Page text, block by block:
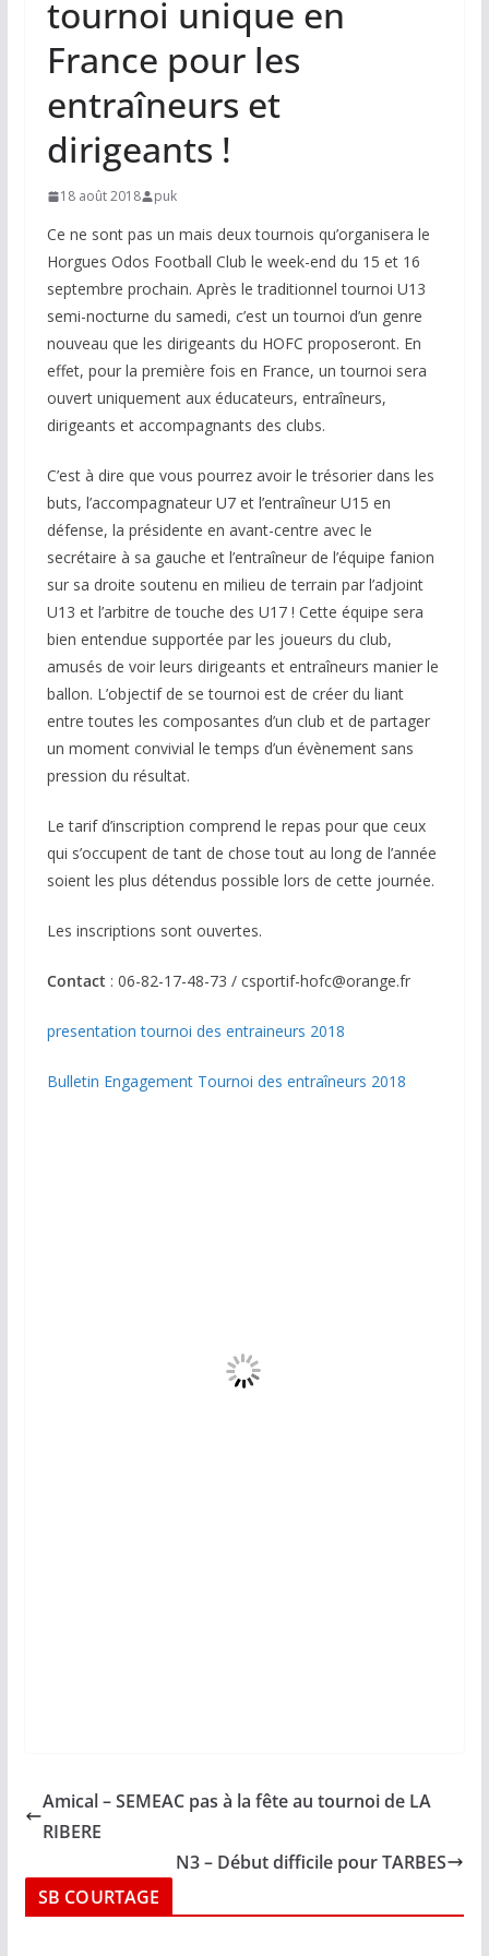
tournoi unique en
France pour les
entraîneurs et
dirigeants !
18 août 2018 puk
Ce ne sont pas un mais deux tournois qu’organisera le
Horgues Odos Football Club le week-end du 15 et 16
septembre prochain. Après le traditionnel tournoi U13
semi-nocturne du samedi, c’est un tournoi d’un genre
nouveau que les dirigeants du HOFC proposeront. En
effet, pour la première fois en France, un tournoi sera
ouvert uniquement aux éducateurs, entraîneurs,
dirigeants et accompagnants des clubs.
C’est à dire que vous pourrez avoir le trésorier dans les
buts, l’accompagnateur U7 et l’entraîneur U15 en
défense, la présidente en avant-centre avec le
secrétaire à sa gauche et l’entraîneur de l’équipe fanion
sur sa droite soutenu en milieu de terrain par l’adjoint
U13 et l’arbitre de touche des U17 ! Cette équipe sera
bien entendue supportée par les joueurs du club,
amusés de voir leurs dirigeants et entraîneurs manier le
ballon. L’objectif de se tournoi est de créer du liant
entre toutes les composantes d’un club et de partager
un moment convivial le temps d’un évènement sans
pression du résultat.
Le tarif d’inscription comprend le repas pour que ceux
qui s’occupent de tant de chose tout au long de l’année
soient les plus détendus possible lors de cette journée.
Les inscriptions sont ouvertes.
Contact : 06-82-17-48-73 / csportif-hofc@orange.fr
presentation tournoi des entraineurs 2018
Bulletin Engagement Tournoi des entraîneurs 2018
Amical – SEMEAC pas à la fête au tournoi de LA
RIBERE
N3 – Début difficile pour TARBES
SB COURTAGE